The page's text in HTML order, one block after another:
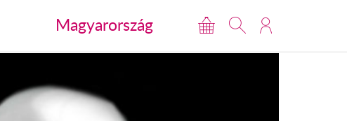
Magyarország